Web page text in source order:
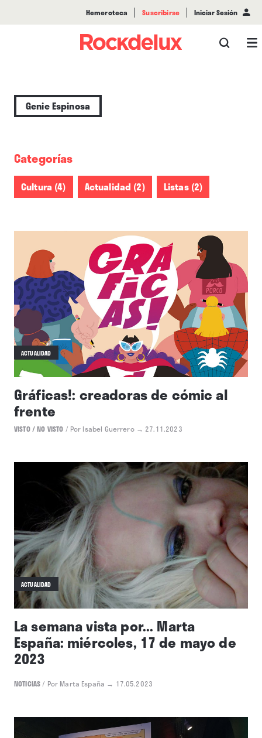
Hemeroteca Suscribirse Iniciar Sesión
Genie Espinosa
Categorías
Cultura (4) Actualidad (2) Listas (2)
ACTUALIDAD
Gráficas!: creadoras de cómic al
frente
VISTO / NO VISTO / Por Isabel Guerrero → 27.11.2023
ACTUALIDAD
La semana vista por... Marta
España: miércoles, 17 de mayo de
2023
NOTICIAS/ Por Marta España → 17.05.2023